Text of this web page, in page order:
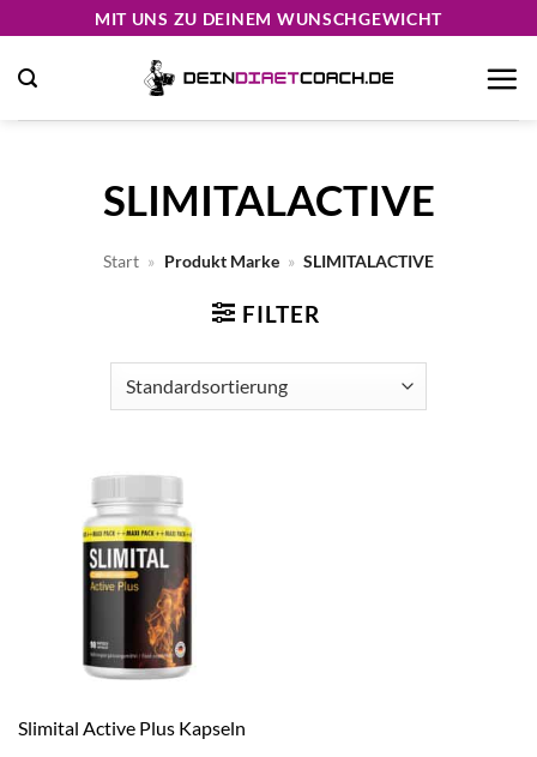
springen
MIT UNS ZU DEINEM WUNSCHGEWICHT
SLIMITALACTIVE
Start » Produkt Marke » SLIMITALACTIVE
FILTER
Slimital Active Plus Kapseln